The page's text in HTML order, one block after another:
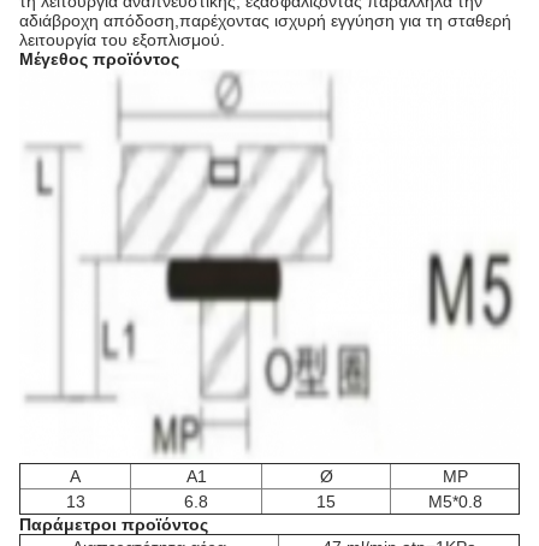
αδιάβροχη απόδοση,παρέχοντας ισχυρή εγγύηση για τη σταθερή
λειτουργία του εξοπλισμού.
Μέγεθος προϊόντος
Α Α1 Ø
MP
13
6.8 15
Μ5*0.8
Παράμετροι προϊόντος